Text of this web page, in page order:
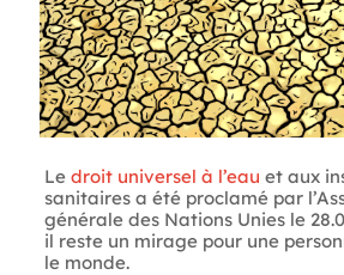
Le droit universel à l’eau et aux
sanitaires a été proclamé par
générale des Nations Unies le
il reste un mirage pour une
le monde.